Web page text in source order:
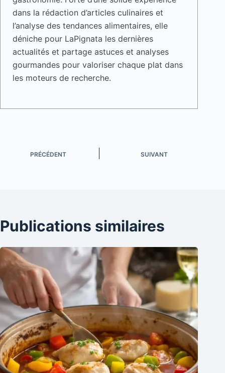
dans la rédaction d’articles culinaires et
l’analyse des tendances alimentaires, elle
déniche pour LaPignata les dernières
actualités et partage astuces et analyses
gourmandes pour valoriser chaque plat dans
les moteurs de recherche.
PRÉCÉDENT SUIVANT
Publications similaires